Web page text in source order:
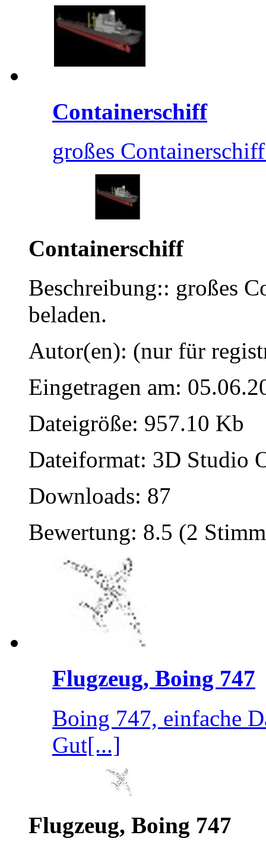
Containerschiff
großes
Containerschiff
Beschreibung:: großes
beladen.
Autor(en): (nur für
Eingetragen am:
Dateigröße: 957.10 Kb
Dateiformat: 3D Studio
Downloads: 87
Bewertung: 8.5 (2
Flugzeug, Boing 747
Boing 747, einfache
Gut[...]
Flugzeug, Boing 747